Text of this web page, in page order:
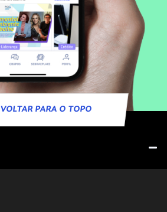
VOLTAR PARA O TOPO